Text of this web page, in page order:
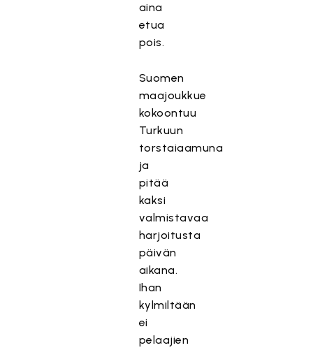
aina
etua
pois.
Suomen
maajoukkue
kokoontuu
Turkuun
torstaiaamuna
ja
pitää
kaksi
valmistavaa
harjoitusta
päivän
aikana.
Ihan
kylmiltään
ei
pelaajien